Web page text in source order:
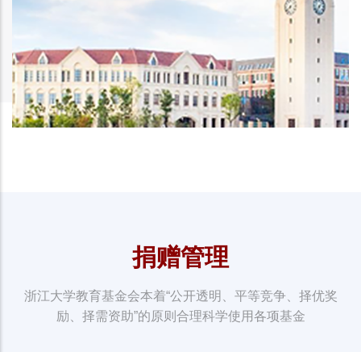
捐赠管理
浙江大学教育基金会本着“公开透明、平等竞争、择优奖
励、择需资助”的原则合理科学使用各项基金